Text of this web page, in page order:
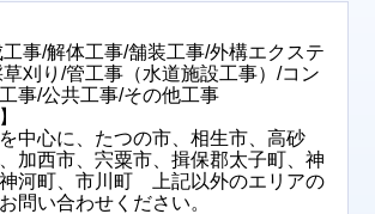
事/解体工事/舗装工事/外構エクステ
草刈り/管工事（水道施設工事）/コン
事/公共工事/その他工事
中心に、たつの市、相生市、高砂
加西市、宍粟市、揖保郡太子町、神
河町、市川町 上記以外のエリアの
問い合わせください。